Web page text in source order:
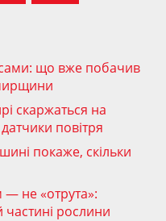
що вже побачив
скаржаться на
повітря
покаже, скільки
— не «отрута»:
частині рослини